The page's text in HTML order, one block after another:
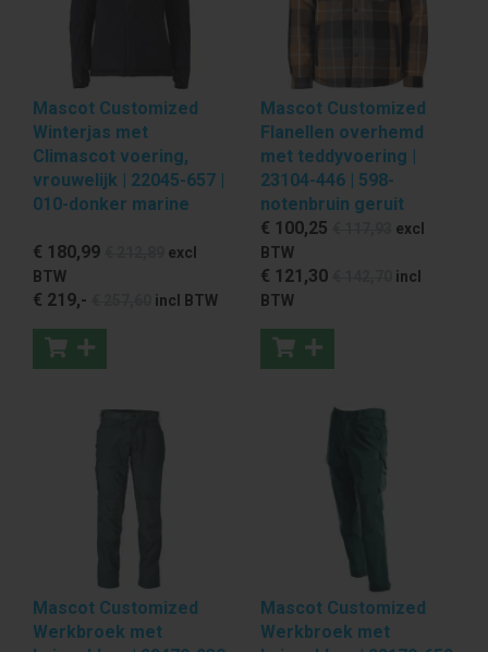
Mascot Customized
Winterjas met
Climascot voering,
vrouwelijk | 22045-657 |
010-donker marine
€ 180,99
excl
BTW
€ 219,- incl BTW
Mascot Customized
Flanellen overhemd
met teddyvoering |
23104-446 | 598-
notenbruin geruit
€ 100,25
excl
BTW
€ 121 ,30
incl
BTW
Mascot Customized
Werkbroek met
Mascot Customized
Werkbroek met